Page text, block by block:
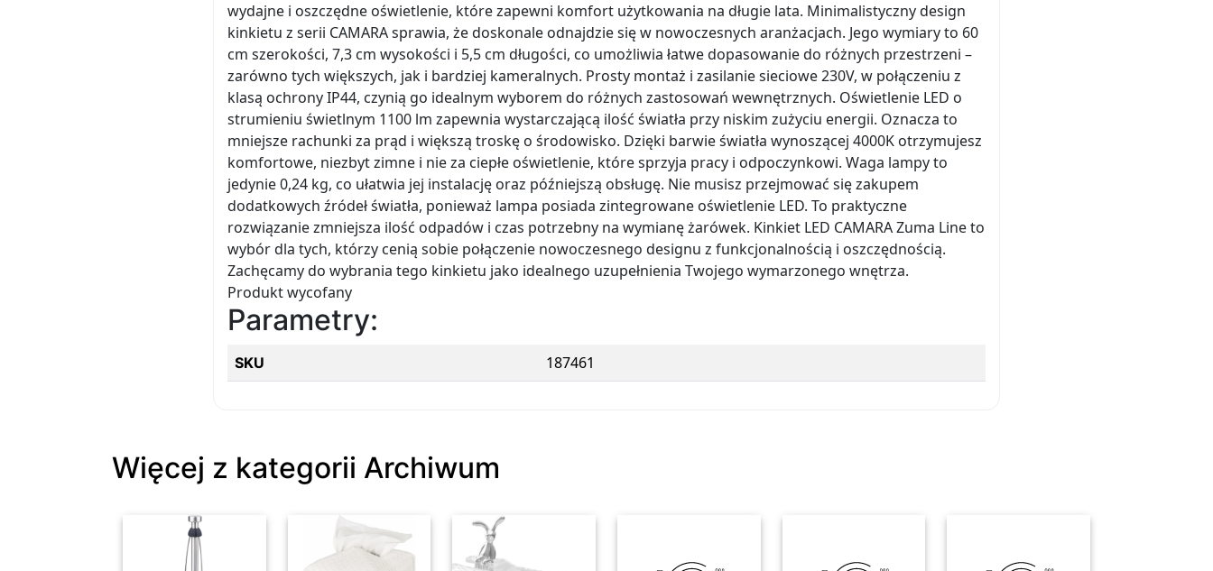
wydajne i oszczędne oświetlenie, które zapewni komfort użytkowania na długie lata. Minimalistyczny design
kinkietu z serii CAMARA sprawia, że doskonale odnajdzie się w nowoczesnych aranżacjach. Jego wymiary to 60
cm szerokości, 7,3 cm wysokości i 5,5 cm długości, co umożliwia łatwe dopasowanie do różnych przestrzeni –
zarówno tych większych, jak i bardziej kameralnych. Prosty montaż i zasilanie sieciowe 230V, w połączeniu z
klasą ochrony IP44, czynią go idealnym wyborem do różnych zastosowań wewnętrznych. Oświetlenie LED o
strumieniu świetlnym 1100 lm zapewnia wystarczającą ilość światła przy niskim zużyciu energii. Oznacza to
mniejsze rachunki za prąd i większą troskę o środowisko. Dzięki barwie światła wynoszącej 4000K otrzymujesz
komfortowe, niezbyt zimne i nie za ciepłe oświetlenie, które sprzyja pracy i odpoczynkowi. Waga lampy to
jedynie 0,24 kg, co ułatwia jej instalację oraz późniejszą obsługę. Nie musisz przejmować się zakupem
dodatkowych źródeł światła, ponieważ lampa posiada zintegrowane oświetlenie LED. To praktyczne
rozwiązanie zmniejsza ilość odpadów i czas potrzebny na wymianę żarówek. Kinkiet LED CAMARA Zuma Line to
wybór dla tych, którzy cenią sobie połączenie nowoczesnego designu z funkcjonalnością i oszczędnością.
Zachęcamy do wybrania tego kinkietu jako idealnego uzupełnienia Twojego wymarzonego wnętrza.
Produkt wycofany
Parametry:
SKU 187461
Więcej z kategorii Archiwum